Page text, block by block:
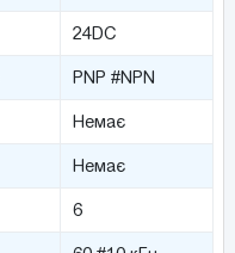
24DC
PNP #NPN
Немає
Немає
6